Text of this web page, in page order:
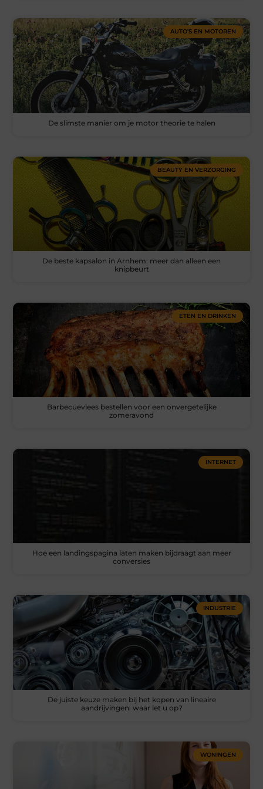
AUTO’S EN MOTOREN
De slimste manier om je motor theorie te halen
BEAUTY EN VERZORGING
De beste kapsalon in Arnhem: meer dan alleen een
knipbeurt
ETEN EN DRINKEN
Barbecuevlees bestellen voor een onvergetelijke
zomeravond
INTERNET
Hoe een landingspagina laten maken bijdraagt aan meer
conversies
INDUSTRIE
De juiste keuze maken bij het kopen van lineaire
aandrijvingen: waar let u op?
WONINGEN